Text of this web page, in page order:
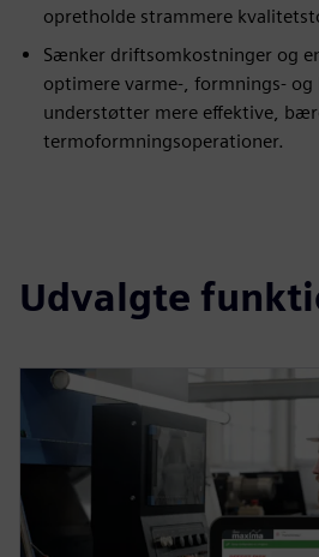
opretholde strammere
Sænker driftsomkostninger og
optimere varme-, formnings-
understøtter mere effektive,
termoformningsoperationer.
Udvalgte